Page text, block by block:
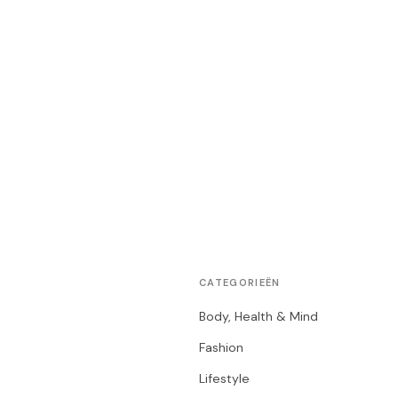
CATEGORIEËN
Body, Health & Mind
Fashion
Lifestyle